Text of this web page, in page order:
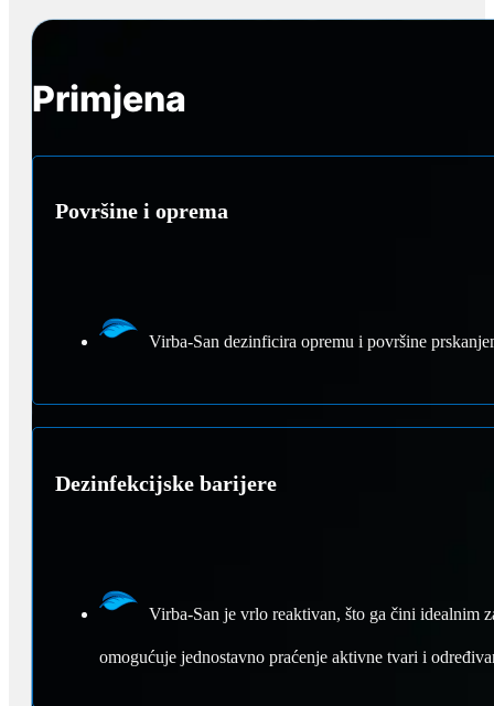
Primjena
Površine i oprema
Virba-San dezinficira opremu i površine
Dezinfekcijske barijere
Virba-San je vrlo reaktivan, što ga čini idealnim
omogućuje jednostavno praćenje aktivne tvari i